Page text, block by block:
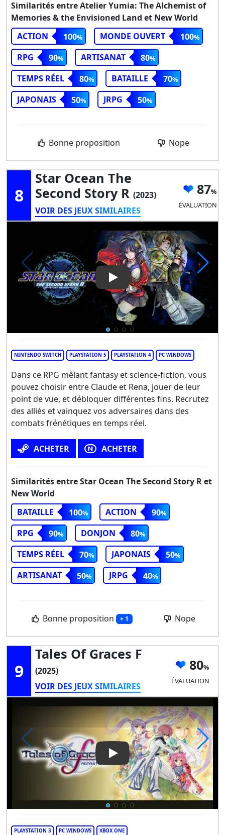
Similarités entre Atelier Yumia: The Alchemist of
Memories & the Envisioned Land et New World
ACTION
100 MONDE OUVERT
100
RPG
90 ARTISANAT
80
TEMPS RÉEL
80 BATAILLE
70
JAPONAIS
50 JRPG 50
Bonne proposition Nope
8
Star Ocean The
Second Story R (2023)
VOIR DES JEUX SIMILAIRES
87
ÉVALUATION
Play Video: Star Ocean The
NINTENDO SWITCH PLAYSTATION 5 PLAYSTATION 4 PC WINDOWS
Dans ce RPG mêlant fantasy et science-fiction, vous
pouvez choisir entre Claude et Rena, jouer de leur
point de vue, et débloquer différentes fins. Recrutez
des alliés et vainquez vos adversaires dans des
combats frénétiques en temps réel.
ACHETER ACHETER
Similarités entre Star Ocean The Second Story R et
New World
BATAILLE
100 ACTION
90
RPG
90 DONJON
80
TEMPS RÉEL
70 JAPONAIS
50
ARTISANAT
50 JRPG 40
Bonne proposition + 1 Nope
9
Tales Of Graces F
(2025)
VOIR DES JEUX SIMILAIRES
80
ÉVALUATION
Play Video: Tales of Graces f
PLAYSTATION 3 PC WINDOWS XBOX ONE